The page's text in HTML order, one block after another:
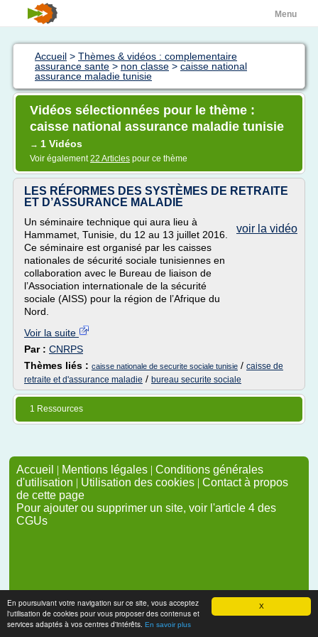
X
En poursuivant votre navigation sur ce site, vous acceptez
l'utilisation de cookies pour vous proposer des contenus et
services adaptés à vos centres d'intérêts. En savoir plus
Menu
Accueil > Thèmes & vidéos : complementaire
assurance sante > non classe > caisse national
assurance maladie tunisie
Vidéos sélectionnées pour le thème :
caisse national assurance maladie tunisie
→ 1 Vidéos
Voir également22 Articles pour ce thème
LES RÉFORMES DES SYSTÈMES DE RETRAITE
ET D’ASSURANCE MALADIE
voir la vidéo
Un séminaire technique qui aura lieu à
Hammamet, Tunisie, du 12 au 13 juillet 2016.
Ce séminaire est organisé par les caisses
nationales de sécurité sociale tunisiennes en
collaboration avec le Bureau de liaison de
l’Association internationale de la sécurité
sociale (AISS) pour la région de l’Afrique du
Nord.
Voir la suite
Par : CNRPS
Thèmes liés : caisse nationale de securite sociale tunisie / caisse de
retraite et d'assurance maladie / bureau securite sociale
1 Ressources
Accueil | Mentions légales | Conditions générales
d'utilisation | Utilisation des cookies | Contact à propos
de cette page
Pour ajouter ou supprimer un site, voir l'article 4 des
CGUs